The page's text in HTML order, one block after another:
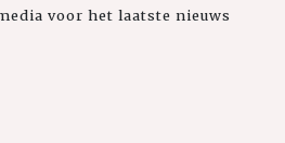
voor het laatste nieuws